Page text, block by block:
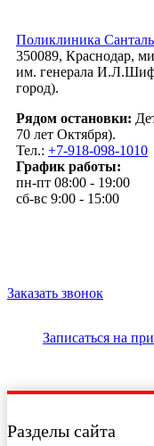
Поликлиника
350089, Краснодар,
им. генерала
город).
Рядом остановки:
70 лет Октября).
Тел.: +7-918-098-1010
График работы:
пн-пт 08:00 - 19:00
сб-вс 9:00 - 15:00
Заказать звонок
Записаться на
Разделы сайта